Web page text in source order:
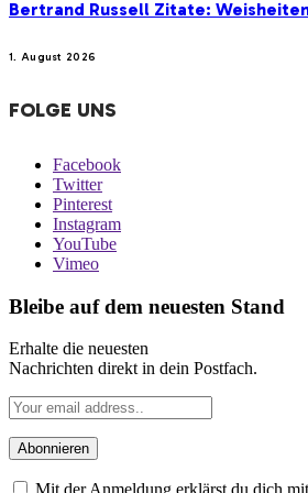
Bertrand Russell Zitate:
1. August 2026
FOLGE UNS
Facebook
Twitter
Pinterest
Instagram
YouTube
Vimeo
Bleibe auf dem neuesten Stand
Erhalte die neuesten
Nachrichten direkt in dein Postfach.